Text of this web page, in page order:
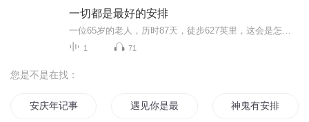
一切都是最好的安排
1 71
您是不是在找：
安庆年记事 遇见你是最好的安排 神鬼有安排之名